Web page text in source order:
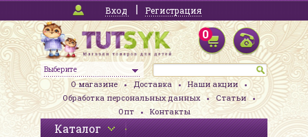
Вход Регистрация
Выберите
0
О магазине Доставка
Наши акции
Обработка персональных данных
Статьи
Опт
Контакты
Каталог